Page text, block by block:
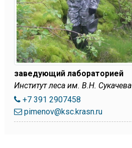
заведующий лабораторией
Институт леса им. В.Н.
+7 391 2907458
pimenov@ksc.krasn.ru